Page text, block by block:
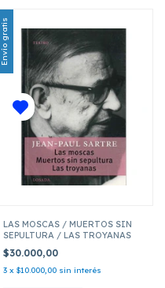
Envío gratis
LAS MOSCAS / MUERTOS SIN
SEPULTURA / LAS TROYANAS
$30.000,00
3 x $10.000,00 sin interés